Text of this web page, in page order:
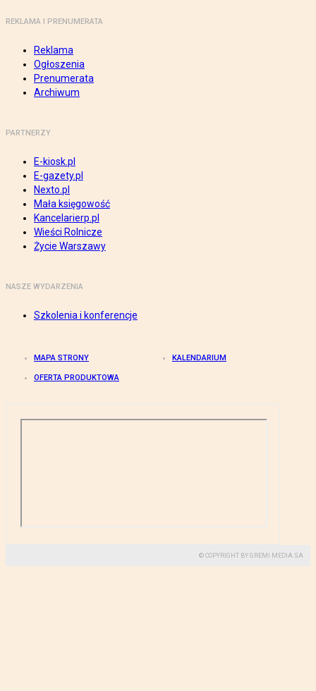
REKLAMA I PRENUMERATA
Reklama
Ogłoszenia
Prenumerata
Archiwum
PARTNERZY
E-kiosk.pl
E-gazety.pl
Nexto.pl
Mała księgowość
Kancelarierp.pl
Wieści Rolnicze
Życie Warszawy
NASZE WYDARZENIA
Szkolenia i konferencje
MAPA STRONY KALENDARIUM
OFERTA PRODUKTOWA
© COPYRIGHT BY GREMI MEDIA SA